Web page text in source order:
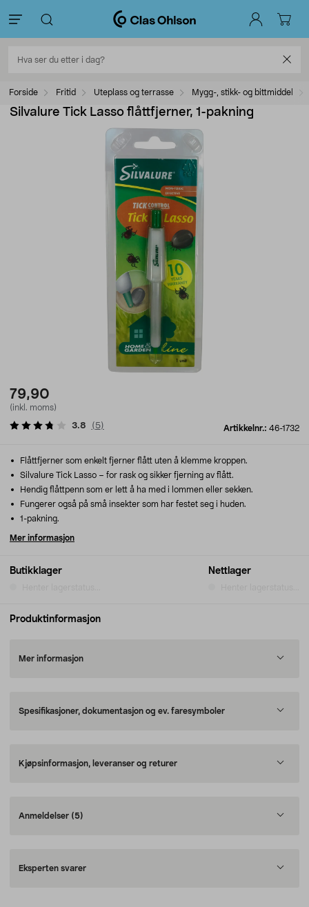
Forside Fritid Uteplass og terrasse Mygg-, stikk- og bittmiddel
Silvalure Tick Lasso flåttfjerner, 1-pakning
79,90
(inkl. moms)
Artikkelnr.: 46-1732
3.8 ( 5)
Butikklager Nettlager
Flåttfjerner som enkelt fjerner flått uten å klemme kroppen.
Silvalure Tick Lasso – for rask og sikker fjerning av flått.
Hendig flåttpenn som er lett å ha med i lommen eller sekken.
Fungerer også på små insekter som har festet seg i huden.
1-pakning.
Mer informasjon
Produktinformasjon
Mer informasjon
Spesifikasjoner, dokumentasjon og ev. faresymboler
Kjøpsinformasjon, leveranser og returer
Anmeldelser (5)
Eksperten svarer